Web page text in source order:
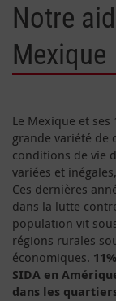
Notre
Mexique
Le Mexique et
grande variété de
conditions de vie
variées et
Ces dernières
dans la lutte
population vit
régions rurales
économiques.
SIDA en
dans les